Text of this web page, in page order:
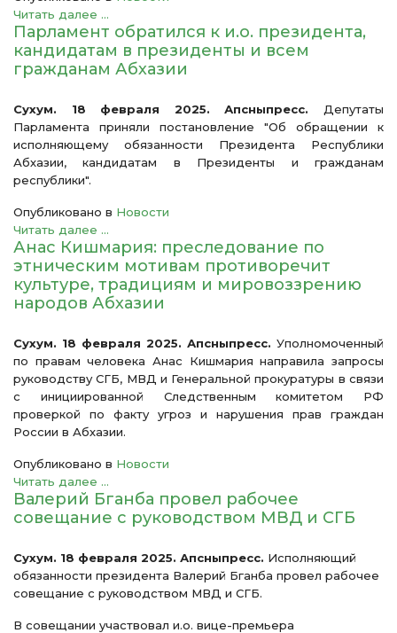
Читать далее ...
Парламент обратился к и.о. президента,
кандидатам в президенты и всем
гражданам Абхазии
Сухум. 18 февраля 2025. Апсныпресс. Депутаты
Парламента приняли постановление "Об обращении к
исполняющему обязанности Президента Республики
Абхазии, кандидатам в Президенты и гражданам
республики".
Опубликовано в Новости
Читать далее ...
Анас Кишмария: преследование по
этническим мотивам противоречит
культуре, традициям и мировоззрению
народов Абхазии
Сухум. 18 февраля 2025. Апсныпресс. Уполномоченный
по правам человека Анас Кишмария направила запросы
руководству СГБ, МВД и Генеральной прокуратуры в связи
с инициированной Следственным комитетом РФ
проверкой по факту угроз и нарушения прав граждан
России в Абхазии.
Опубликовано в Новости
Читать далее ...
Валерий Бганба провел рабочее
совещание с руководством МВД и СГБ
Сухум. 18 февраля 2025. Апсныпресс. Исполняющий
обязанности президента Валерий Бганба провел рабочее
совещание с руководством МВД и СГБ.
В совещании участвовал и.о. вице-премьера